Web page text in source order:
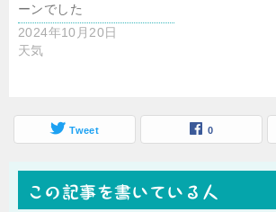
ーンでした
2024年10月20日
天気
Tweet 0
この記事を書いている人